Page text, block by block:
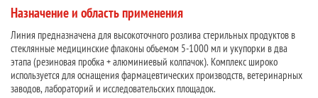
Назначение и область применения
Линия предназначена для высокоточного розлива стерильных продуктов в
стеклянные медицинские флаконы объемом 5-1000 мл и укупорки в два
этапа (резиновая пробка + алюминиевый колпачок). Комплекс широко
используется для оснащения фармацевтических производств, ветеринарных
заводов, лабораторий и исследовательских площадок.